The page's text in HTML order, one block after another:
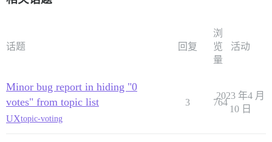
话题 回复
浏
览
量
活动
Minor bug report in hiding "0
votes" from topic list
UXtopic-voting
3 764
2023 年4 月
10 日